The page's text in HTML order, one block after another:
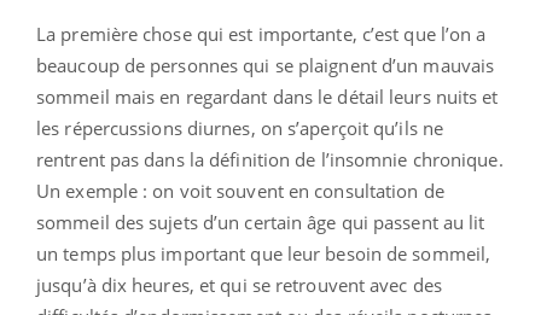
La première chose qui est importante, c’est que l’on a
beaucoup de personnes qui se plaignent d’un mauvais
sommeil mais en regardant dans le détail leurs nuits et
les répercussions diurnes, on s’aperçoit qu’ils ne
rentrent pas dans la définition de l’insomnie chronique.
Un exemple : on voit souvent en consultation de
sommeil des sujets d’un certain âge qui passent au lit
un temps plus important que leur besoin de sommeil,
jusqu’à dix heures, et qui se retrouvent avec des